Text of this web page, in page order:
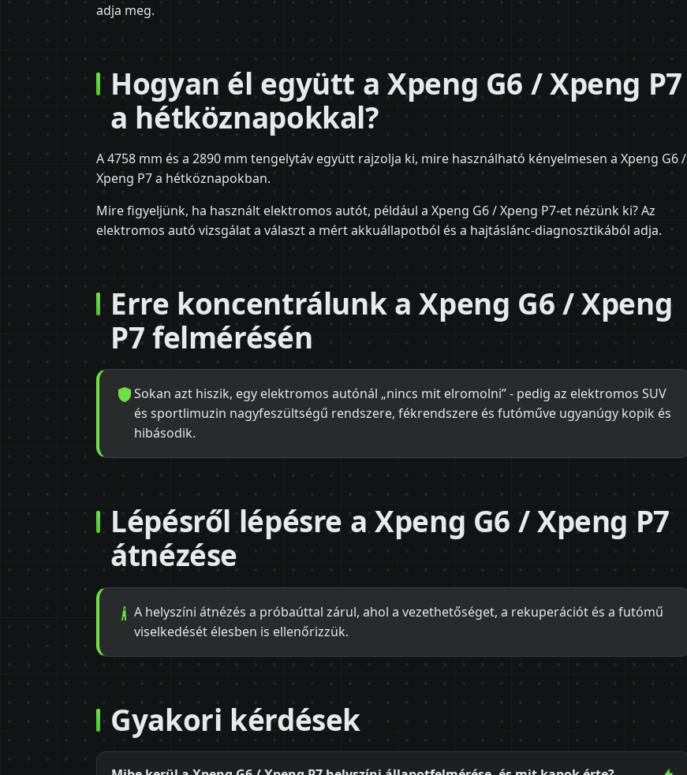
adja meg.
Hogyan él együtt a Xpeng G6 / Xpeng P7
a hétköznapokkal?
A 4758 mm és a 2890 mm tengelytáv együtt rajzolja ki, mire használható kényelmesen a Xpeng G6 /
Xpeng P7 a hétköznapokban.
Mire figyeljünk, ha használt elektromos autót, például a Xpeng G6 / Xpeng P7-et nézünk ki? Az
elektromos autó vizsgálat a választ a mért akkuállapotból és a hajtáslánc-diagnosztikából adja.
Erre koncentrálunk a Xpeng G6 / Xpeng
P7 felmérésén
Sokan azt hiszik, egy elektromos autónál „nincs mit elromolni” - pedig az elektromos SUV
és sportlimuzin nagyfeszültségű rendszere, fékrendszere és futóműve ugyanúgy kopik és
hibásodik.
Lépésről lépésre a Xpeng G6 / Xpeng P7
átnézése
A helyszíni átnézés a próbaúttal zárul, ahol a vezethetőséget, a rekuperációt és a futómű
viselkedését élesben is ellenőrizzük.
Gyakori kérdések